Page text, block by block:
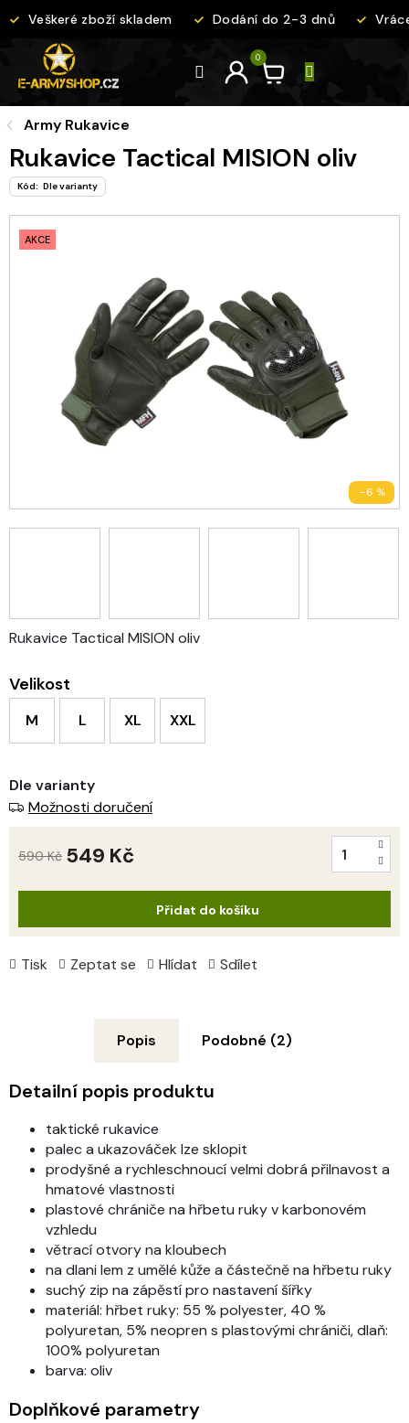
na
Veškeré zboží skladem Dodání do 2-3 dnů
Army Rukavice
Rukavice Tactical MISION oliv
Kód: Dle varianty
–6 %
AKCE
Velikost
M L XL XXL
Rukavice Tactical MISION oliv
Tisk Zeptat se Hlídat Sdílet
Dle varianty
Možnosti doručení
590 Kč 549 KčMěrná
Přidat do košíku
Popis Podobné (2)
Detailní popis produktu
taktické rukavice
palec a ukazováček lze sklopit
prodyšné a rychleschnoucí velmi dobrá přilnavost a
hmatové vlastnosti
plastové chrániče na hřbetu ruky v karbonovém
vzhledu
větrací otvory na kloubech
na dlani lem z umělé kůže a částečně na hřbetu ruky
suchý zip na zápěstí pro nastavení šířky
materiál: hřbet ruky: 55 % polyester, 40 %
polyuretan, 5% neopren s plastovými chrániči, dlaň:
100% polyuretan
barva: oliv
Doplňkové parametry